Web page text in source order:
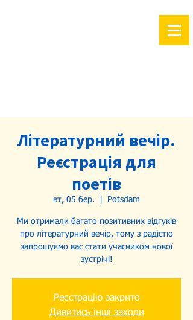
Літературний вечір.
Реєстрація для
поетів
вт, 05 бер. Potsdam
Ми отримали багато позитивних відгуків
про літературний вечір, тому з радістю
запрошуємо вас стати учасником нової
зустрічі!
Реєстрацію закрито
Дивитись інші заходи